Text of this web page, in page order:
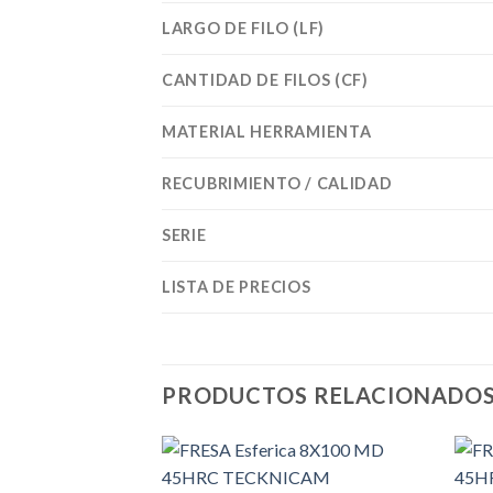
LARGO DE FILO (LF)
CANTIDAD DE FILOS (CF)
MATERIAL HERRAMIENTA
RECUBRIMIENTO / CALIDAD
SERIE
LISTA DE PRECIOS
PRODUCTOS